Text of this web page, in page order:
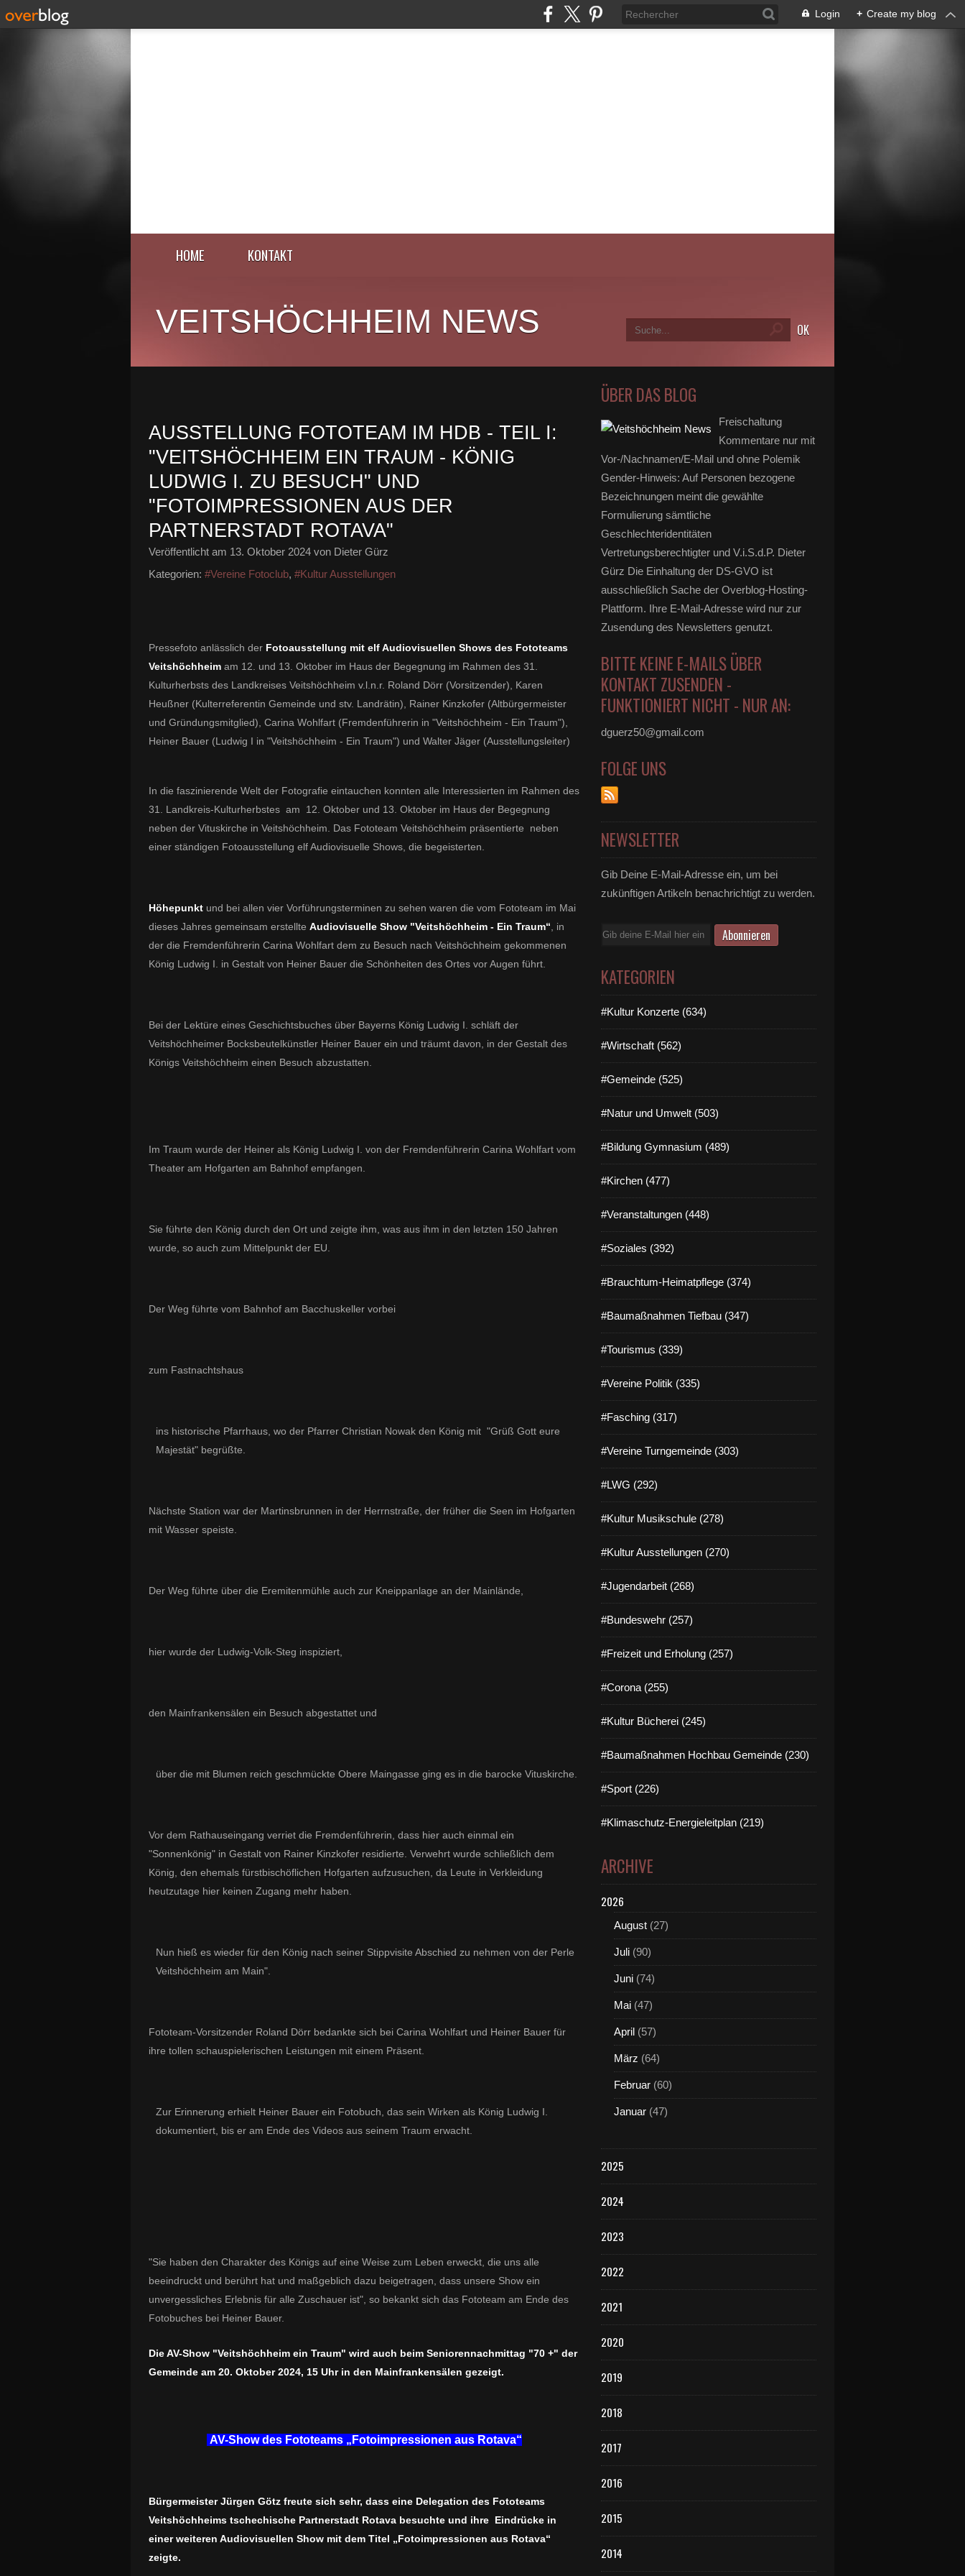
Login + Create my blog
HOME KONTAKT
VEITSHÖCHHEIM NEWS
AUSSTELLUNG FOTOTEAM IM HDB - TEIL I:
"VEITSHÖCHHEIM EIN TRAUM - KÖNIG
LUDWIG I. ZU BESUCH" UND
"FOTOIMPRESSIONEN AUS DER
PARTNERSTADT ROTAVA"
Veröffentlicht am 13. Oktober 2024 von Dieter Gürz
Kategorien: #Vereine Fotoclub, #Kultur Ausstellungen
Pressefoto anlässlich der Fotoausstellung mit elf Audiovisuellen Shows des Fototeams
Veitshöchheim am 12. und 13. Oktober im Haus der Begegnung im Rahmen des 31.
Kulturherbsts des Landkreises Veitshöchheim v.l.n.r. Roland Dörr (Vorsitzender), Karen
Heußner (Kulterreferentin Gemeinde und stv. Landrätin), Rainer Kinzkofer (Altbürgermeister
und Gründungsmitglied), Carina Wohlfart (Fremdenführerin in "Veitshöchheim - Ein Traum"),
Heiner Bauer (Ludwig I in "Veitshöchheim - Ein Traum") und Walter Jäger (Ausstellungsleiter)
In die faszinierende Welt der Fotografie eintauchen konnten alle Interessierten im Rahmen des
31. Landkreis-Kulturherbstes am 12. Oktober und 13. Oktober im Haus der Begegnung
neben der Vituskirche in Veitshöchheim. Das Fototeam Veitshöchheim präsentierte neben
einer ständigen Fotoausstellung elf Audiovisuelle Shows, die begeisterten.
Höhepunkt und bei allen vier Vorführungsterminen zu sehen waren die vom Fototeam im Mai
dieses Jahres gemeinsam erstellte Audiovisuelle Show "Veitshöchheim - Ein Traum“ , in
der die Fremdenführerin Carina Wohlfart dem zu Besuch nach Veitshöchheim gekommenen
König Ludwig I. in Gestalt von Heiner Bauer die Schönheiten des Ortes vor Augen führt.
Bei der Lektüre eines Geschichtsbuches über Bayerns König Ludwig I. schläft der
Veitshöchheimer Bocksbeutelkünstler Heiner Bauer ein und träumt davon, in der Gestalt des
Königs Veitshöchheim einen Besuch abzustatten.
Im Traum wurde der Heiner als König Ludwig I. von der Fremdenführerin Carina Wohlfart vom
Theater am Hofgarten am Bahnhof empfangen.
Sie führte den König durch den Ort und zeigte ihm, was aus ihm in den letzten 150 Jahren
wurde, so auch zum Mittelpunkt der EU.
Der Weg führte vom Bahnhof am Bacchuskeller vorbei
zum Fastnachtshaus
ins historische Pfarrhaus, wo der Pfarrer Christian Nowak den König mit "Grüß Gott eure
Majestät" begrüßte.
Nächste Station war der Martinsbrunnen in der Herrnstraße, der früher die Seen im Hofgarten
mit Wasser speiste.
Der Weg führte über die Eremitenmühle auch zur Kneippanlage an der Mainlände,
hier wurde der Ludwig-Volk-Steg inspiziert,
den Mainfrankensälen ein Besuch abgestattet und
über die mit Blumen reich geschmückte Obere Maingasse ging es in die barocke Vituskirche.
Vor dem Rathauseingang verriet die Fremdenführerin, dass hier auch einmal ein
"Sonnenkönig" in Gestalt von Rainer Kinzkofer residierte. Verwehrt wurde schließlich dem
König, den ehemals fürstbischöflichen Hofgarten aufzusuchen, da Leute in Verkleidung
heutzutage hier keinen Zugang mehr haben.
Nun hieß es wieder für den König nach seiner Stippvisite Abschied zu nehmen von der Perle
Veitshöchheim am Main".
Fototeam-Vorsitzender Roland Dörr bedankte sich bei Carina Wohlfart und Heiner Bauer für
ihre tollen schauspielerischen Leistungen mit einem Präsent.
Zur Erinnerung erhielt Heiner Bauer ein Fotobuch, das sein Wirken als König Ludwig I.
dokumentiert, bis er am Ende des Videos aus seinem Traum erwacht.
"Sie haben den Charakter des Königs auf eine Weise zum Leben erweckt, die uns alle
beeindruckt und berührt hat und maßgeblich dazu beigetragen, dass unsere Show ein
unvergessliches Erlebnis für alle Zuschauer ist", so bekankt sich das Fototeam am Ende des
Fotobuches bei Heiner Bauer.
Die AV-Show "Veitshöchheim ein Traum" wird auch beim Seniorennachmittag "70 +" der
Gemeinde am 20. Oktober 2024, 15 Uhr in den Mainfrankensälen gezeigt.
AV-Show des Fototeams „Fotoimpressionen aus Rotava“
Bürgermeister Jürgen Götz freute sich sehr, dass eine Delegation des Fototeams
Veitshöchheims tschechische Partnerstadt Rotava besuchte und ihre Eindrücke in
einer weiteren Audiovisuellen Show mit dem Titel „Fotoimpressionen aus Rotava“
zeigte.
ÜBER DAS BLOG
Freischaltung
Kommentare nur mit
Vor-/Nachnamen/E-Mail und ohne Polemik
Gender-Hinweis: Auf Personen bezogene
Bezeichnungen meint die gewählte
Formulierung sämtliche
Geschlechteridentitäten
Vertretungsberechtigter und V.i.S.d.P. Dieter
Gürz Die Einhaltung der DS-GVO ist
ausschließlich Sache der Overblog-Hosting-
Plattform. Ihre E-Mail-Adresse wird nur zur
Zusendung des Newsletters genutzt.
BITTE KEINE E-MAILS ÜBER
KONTAKT ZUSENDEN -
FUNKTIONIERT NICHT - NUR AN:
dguerz50@gmail.com
FOLGE UNS
NEWSLETTER
Gib Deine E-Mail-Adresse ein, um bei
zukünftigen Artikeln benachrichtigt zu werden.
E-
KATEGORIEN
#Kultur Konzerte (634)
#Wirtschaft (562)
#Gemeinde (525)
#Natur und Umwelt (503)
#Bildung Gymnasium (489)
#Kirchen (477)
#Veranstaltungen (448)
#Soziales (392)
#Brauchtum-Heimatpflege (374)
#Baumaßnahmen Tiefbau (347)
#Tourismus (339)
#Vereine Politik (335)
#Fasching (317)
#Vereine Turngemeinde (303)
#LWG (292)
#Kultur Musikschule (278)
#Kultur Ausstellungen (270)
#Jugendarbeit (268)
#Bundeswehr (257)
#Freizeit und Erholung (257)
#Corona (255)
#Kultur Bücherei (245)
#Baumaßnahmen Hochbau Gemeinde (230)
#Sport (226)
#Klimaschutz-Energieleitplan (219)
ARCHIVE
2026
August (27)
Juli (90)
Juni (74)
Mai (47)
April (57)
März (64)
Februar (60)
Januar (47)
2025
2024
2023
2022
2021
2020
2019
2018
2017
2016
2015
2014